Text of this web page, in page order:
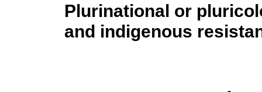
Plurinational or
and indigenous